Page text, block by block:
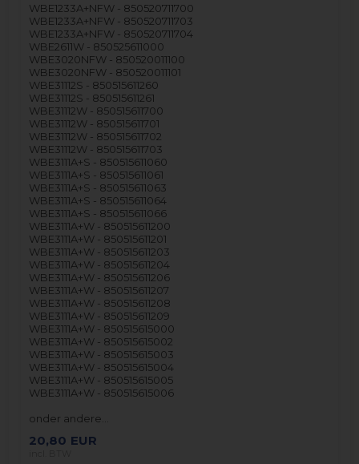
WBE1233A+NFW - 850520711700
WBE1233A+NFW - 850520711703
WBE1233A+NFW - 850520711704
WBE2611W - 850525611000
WBE3020NFW - 850520011100
WBE3020NFW - 850520011101
WBE31112S - 850515611260
WBE31112S - 850515611261
WBE31112W - 850515611700
WBE31112W - 850515611701
WBE31112W - 850515611702
WBE31112W - 850515611703
WBE3111A+S - 850515611060
WBE3111A+S - 850515611061
WBE3111A+S - 850515611063
WBE3111A+S - 850515611064
WBE3111A+S - 850515611066
WBE3111A+W - 850515611200
WBE3111A+W - 850515611201
WBE3111A+W - 850515611203
WBE3111A+W - 850515611204
WBE3111A+W - 850515611206
WBE3111A+W - 850515611207
WBE3111A+W - 850515611208
WBE3111A+W - 850515611209
WBE3111A+W - 850515615000
WBE3111A+W - 850515615002
WBE3111A+W - 850515615003
WBE3111A+W - 850515615004
WBE3111A+W - 850515615005
WBE3111A+W - 850515615006
onder andere…
20,80 EUR